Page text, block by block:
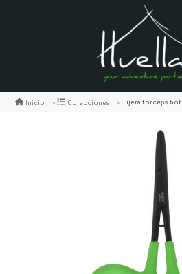
Inicio Colecciones Tijera forceps hot